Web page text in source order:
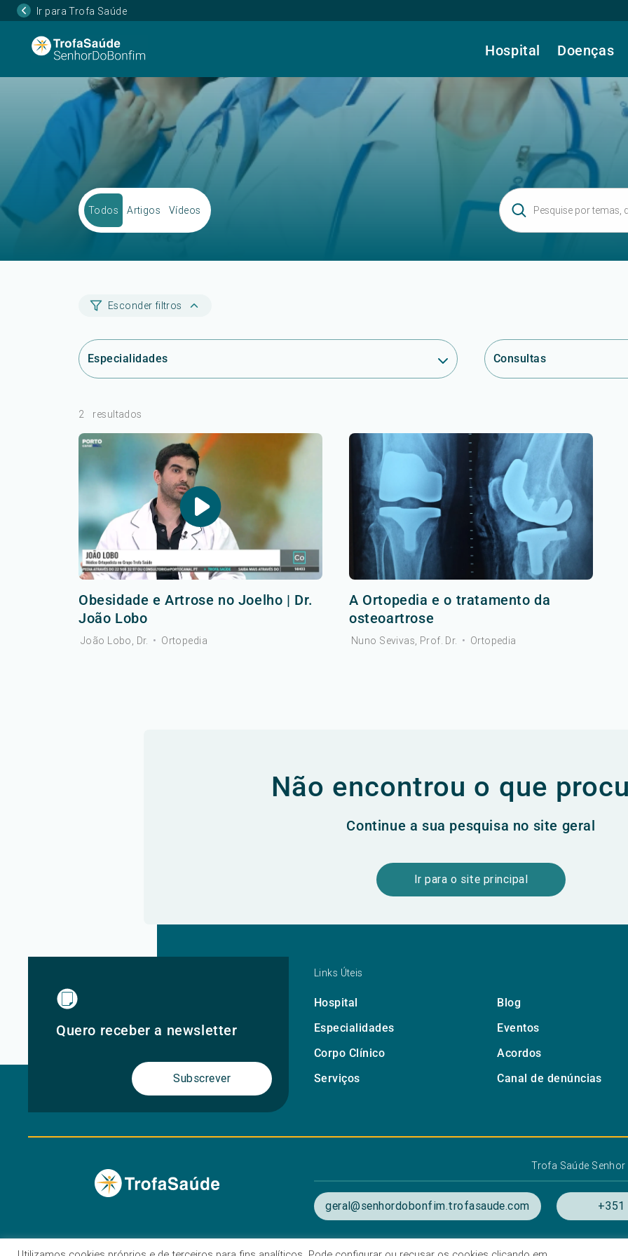
Ir para Trofa Saúde
Hospital Doenças
Todos Artigos Vídeos
Esconder filtros
Especialidades Consultas
2 resultados
Obesidade e Artrose no Joelho | Dr.
João Lobo
João Lobo, Dr. • Ortopedia
A Ortopedia e o tratamento da
osteoartrose
Nuno Sevivas, Prof. Dr. • Ortopedia
Não encontrou o que
Continue a sua pesquisa no site geral
Ir para o site principal
Quero receber a newsletter
Subscrever
Links Úteis
Hospital
Blog
Especialidades
Eventos
Corpo Clínico
Acordos
Serviços
Canal de denúncias
Trofa Saúde
geral@senhordobonfim.trofasaude.com +351